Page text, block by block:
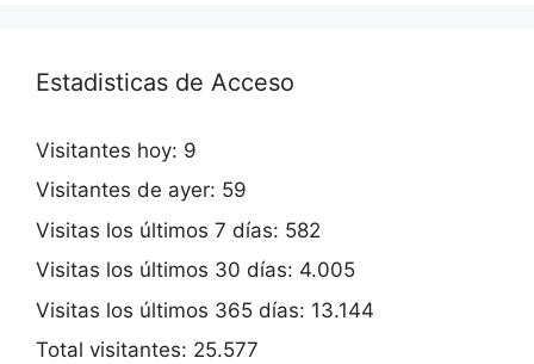
Estadisticas de Acceso
Visitantes hoy: 9
Visitantes de ayer: 59
Visitas los últimos 7 días: 582
Visitas los últimos 30 días: 4.005
Visitas los últimos 365 días: 13.144
Total visitantes: 25.577